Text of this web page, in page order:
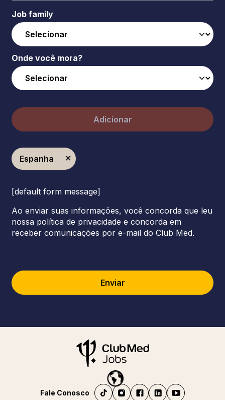
Job family
Onde você mora?
Adicionar
Espanha
[default form message]
Ao enviar suas informações, você concorda que leu
nossa política de privacidade e concorda em
receber comunicações por e-mail do Club Med.
Enviar
Fale Conosco